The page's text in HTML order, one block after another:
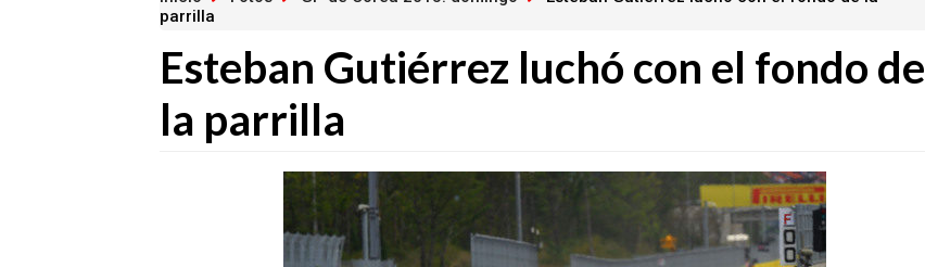
parrilla
Esteban Gutiérrez luchó con el fondo de
la parrilla